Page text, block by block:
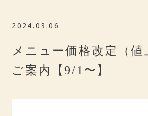
2024.08.06
メニュー価格改定（値
ご案内【9/1〜】